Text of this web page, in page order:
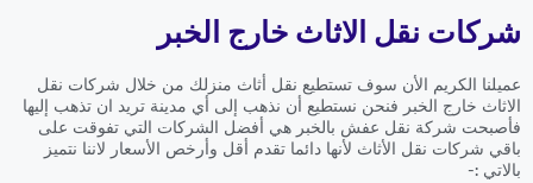
شركات نقل الاثاث خارج الخبر
عميلنا الكريم الأن سوف تستطيع نقل أثاث منزلك من خلال شركات نقل
الاثاث خارج الخبر فنحن نستطيع أن نذهب إلى أي مدينة تريد ان تذهب إليها
فأصبحت شركة نقل عفش بالخبر هي أفضل الشركات التي تفوقت على
باقي شركات نقل الأثاث لأنها دائما تقدم أقل وأرخص الأسعار لاننا نتميز
بالاتي :-